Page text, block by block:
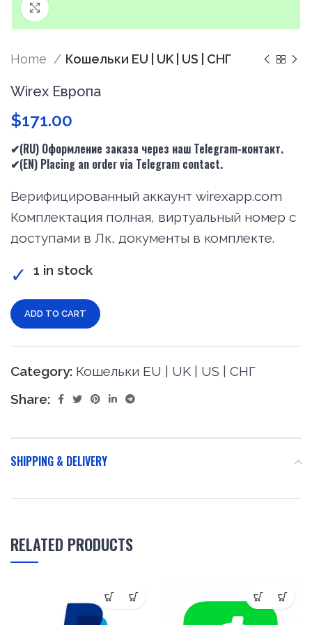
Home Кошельки EU | UK | US | СНГ
Wirex Европа
$171.00
✔(RU) Оформление заказа через наш Telegram-контакт.
✔(EN) Placing an order via Telegram contact.
Верифицированный аккаунт wirexapp.com
Комплектация полная, виртуальный номер с
доступами в Лк, документы в комплекте.
1 in stock
ADD TO CART
Category: Кошельки EU | UK | US | СНГ
Share:
SHIPPING & DELIVERY
RELATED PRODUCTS